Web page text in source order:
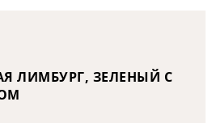
ЛИМБУРГ, ЗЕЛЕНЫЙ С